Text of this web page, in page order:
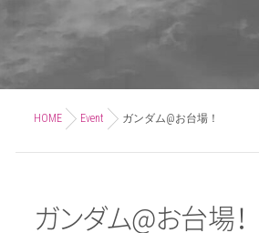
HOME Event ガンダム@お台場！
ガンダム@お台場！